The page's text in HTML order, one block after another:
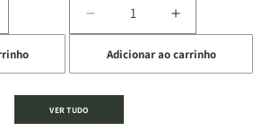
Diminuir
a
quantidade
de
Jogo
Aumentar
a
quantidade
de
Adicionar ao carrinho
VER TUDO